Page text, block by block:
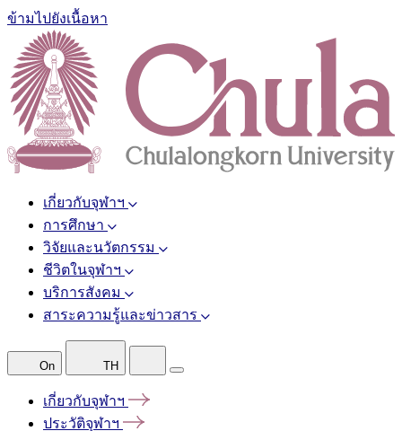
ข้ามไปยังเนื้อหา
เกี่ยวกับจุฬาฯ
การศึกษา
วิจัยและนวัตกรรม
ชีวิตในจุฬาฯ
บริการสังคม
สาระความรู้และข่าวสาร
On TH
เกี่ยวกับจุฬาฯ
ประวัติจุฬาฯ